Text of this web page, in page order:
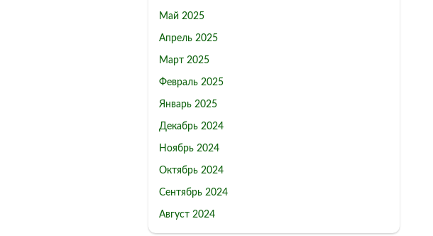
Май 2025
Апрель 2025
Март 2025
Февраль 2025
Январь 2025
Декабрь 2024
Ноябрь 2024
Октябрь 2024
Сентябрь 2024
Август 2024